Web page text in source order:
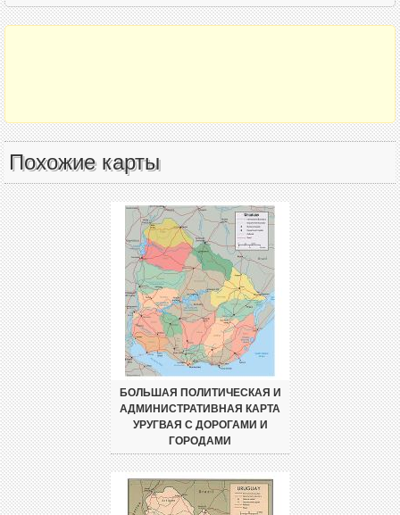
Похожие карты
БОЛЬШАЯ ПОЛИТИЧЕСКАЯ И
АДМИНИСТРАТИВНАЯ КАРТА
УРУГВАЯ С ДОРОГАМИ И
ГОРОДАМИ